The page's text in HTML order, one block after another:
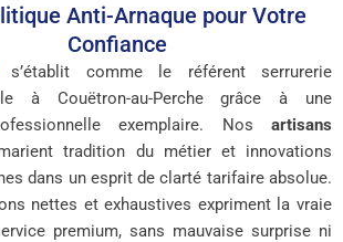
Anti-Arnaque pour Votre
Confiance
s’établit comme le référent serrurerie
à Couëtron-au-Perche grâce à une
exemplaire. Nos artisans
tradition du métier et innovations
dans un esprit de clarté tarifaire absolue.
nettes et exhaustives expriment la vraie
premium, sans mauvaise surprise ni